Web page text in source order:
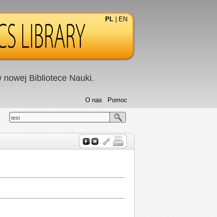
PL EN
nowej Bibliotece Nauki.
Pomoc
O nas
test